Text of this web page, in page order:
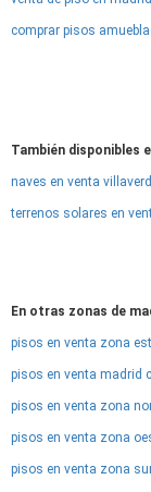
comprar pisos
También disponibles
naves en venta
terrenos solares en
En otras zonas de
pisos en venta zona
pisos en venta madrid
pisos en venta zona
pisos en venta zona
pisos en venta zona